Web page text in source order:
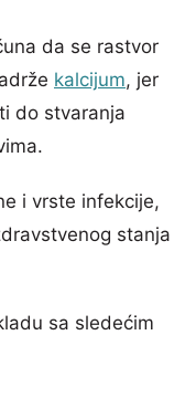
da se rastvor
kalcijum, jer
do stvaranja
i vrste infekcije,
stanja
sa sledećim